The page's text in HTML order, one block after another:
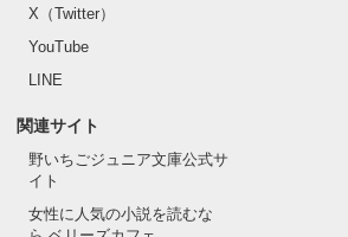
X（Twitter）
YouTube
LINE
関連サイト
野いちごジュニア文庫公式サ
イト
女性に人気の小説を読むな